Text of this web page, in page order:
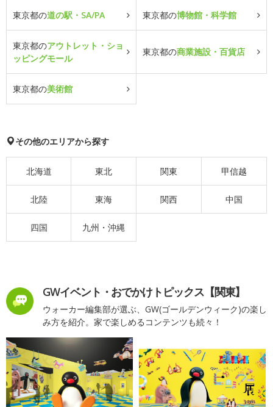
東京都の道の駅・SA/PA 東京都の博物館・科学館
東京都のアウトレット・ショ
ッピングモール
東京都の商業施設・百貨店
東京都の美術館
その他のエリアから探す
北海道 東北 関東 甲信越
北陸 東海 関西 中国
四国 九州・沖縄
GWイベント・おでかけトピックス【関東】
ウォーカー編集部が選ぶ、GW(ゴールデンウィーク)の楽し
み方を紹介。家で楽しめるコンテンツも続々！